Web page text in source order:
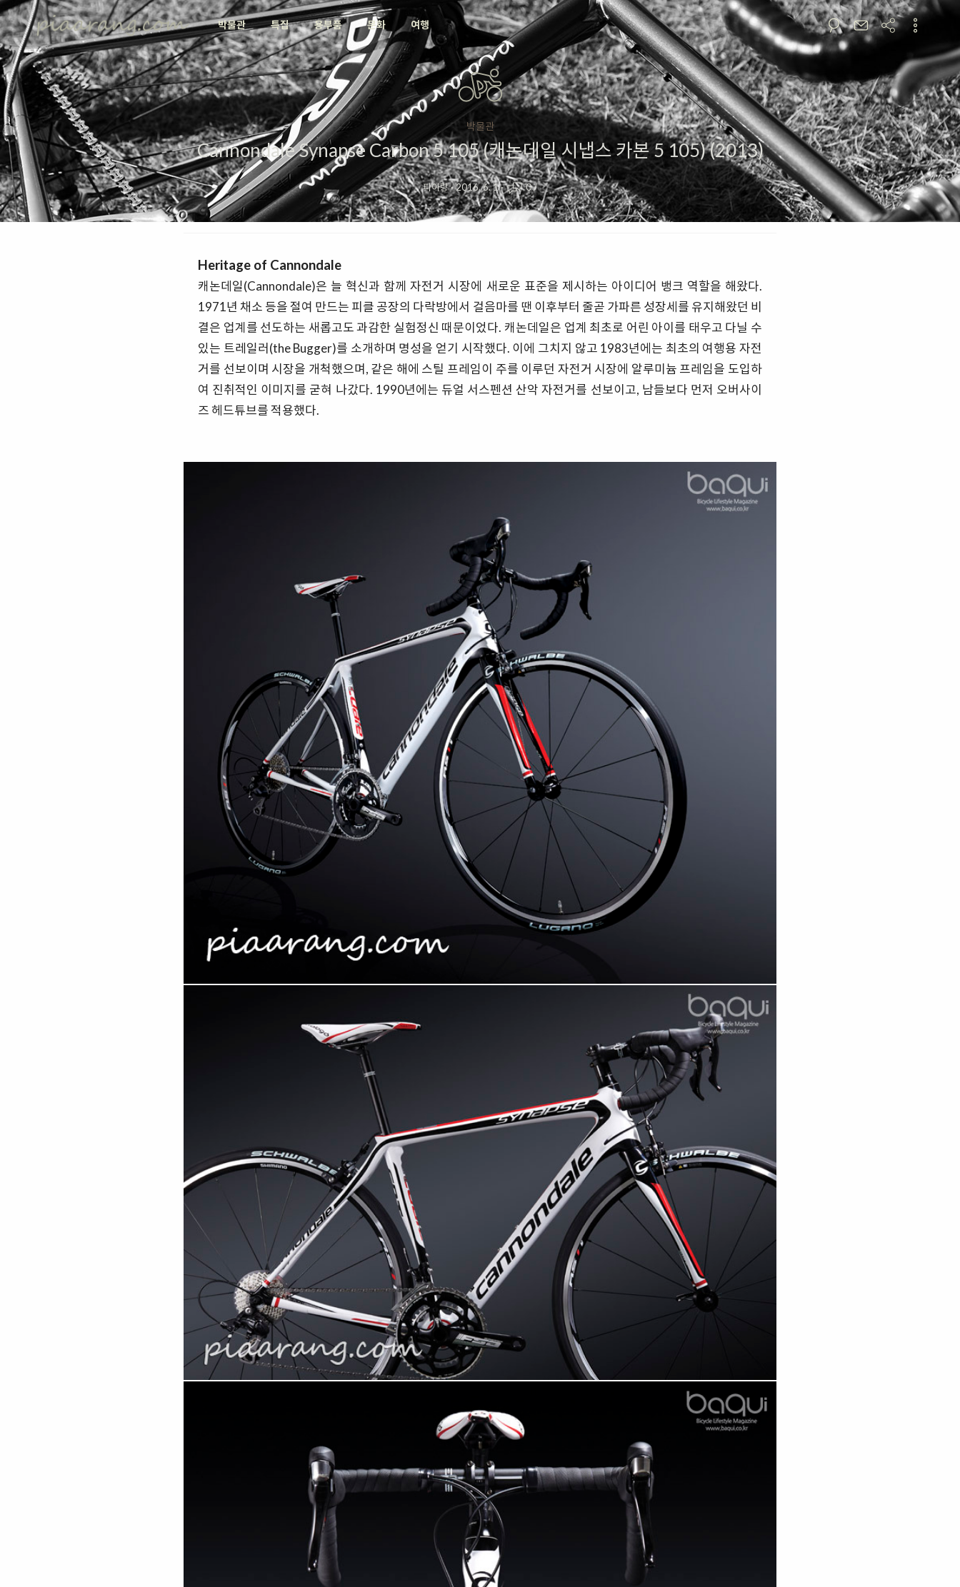
박물관 특집 용부품 문화 여행
박물관
Cannondale Synapse Carbon 5 105 (캐논데일 시냅스 카본 5 105) (2013)
피아랑·2016. 6. 1· 0/
Heritage of Cannondale
캐논데일(Cannondale)은 늘 혁신과 함께 자전거 시장에 새로운 표준을 제시하는 아이디어 뱅크 역할을 해왔다.
1971년 채소 등을 절여 만드는 피클 공장의 다락방에서 걸음마를 땐 이후부터 줄곧 가파른 성장세를 유지해왔던 비
결은 업계를 선도하는 새롭고도 과감한 실험정신 때문이었다. 캐논데일은 업계 최초로 어린 아이를 태우고 다닐 수
있는 트레일러(the Bugger)를 소개하며 명성을 얻기 시작했다. 이에 그치지 않고 1983년에는 최초의 여행용 자전
거를 선보이며 시장을 개척했으며, 같은 해에 스틸 프레임이 주를 이루던 자전거 시장에 알루미늄 프레임을 도입하
여 진취적인 이미지를 굳혀 나갔다. 1990년에는 듀얼 서스펜션 산악 자전거를 선보이고, 남들보다 먼저 오버사이
즈 헤드튜브를 적용했다.